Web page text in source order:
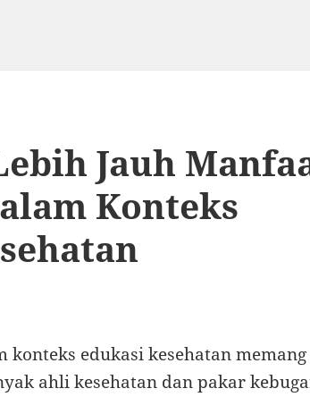
Jauh
Konteks
konteks edukasi kesehatan
ahli kesehatan dan pakar